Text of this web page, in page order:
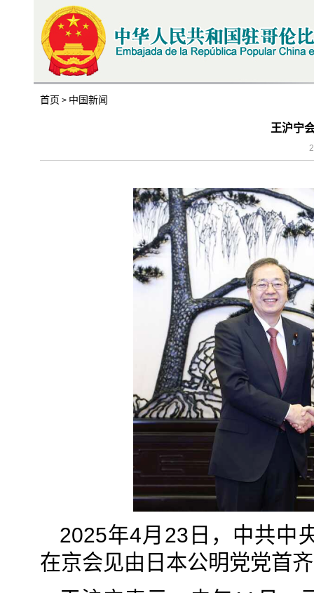
首页 > 中国新闻
王沪宁
2025年4月23日，中共中
在京会见由日本公明党党首